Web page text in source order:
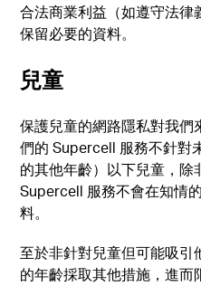
合法商業利益（如遵守法律
保留必要的資料。
兒童
保護兒童的網路隱私對我
們的 Supercell 服務不針對
的其他年齡）以下兒童，除
Supercell 服務不會在知情
料。
至於非針對兒童但可能吸引
的年齡採取其他措施，進